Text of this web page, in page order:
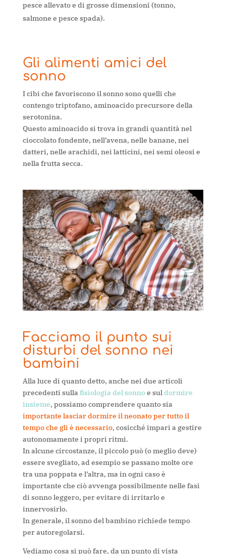
pesce allevato e di grosse dimensioni (tonno,
salmone e pesce spada).
Gli alimenti amici del
sonno
I cibi che favoriscono il sonno sono quelli che
contengo triptofano, aminoacido precursore della
serotonina.
Questo aminoacido si trova in grandi quantità nel
cioccolato fondente, nell’avena, nelle banane, nei
datteri, nelle arachidi, nei latticini, nei semi oleosi e
nella frutta secca.
Facciamo il punto sui
disturbi del sonno nei
bambini
Alla luce di quanto detto, anche nei due articoli
precedenti sulla fisiologia del sonnoe suldormire
insieme, possiamo comprendere quanto sia
importante lasciar dormire il neonato per tutto il
tempo che gli è necessario, cosicché impari a gestire
autonomamente i propri ritmi.
In alcune circostanze, il piccolo può (o meglio deve)
essere svegliato, ad esempio se passano molte ore
tra una poppata e l’altra, ma in ogni caso è
importante che ciò avvenga possibilmente nelle fasi
di sonno leggero, per evitare di irritarlo e
innervosirlo.
In generale, il sonno del bambino richiede tempo
per autoregolarsi.
Vediamo cosa si può fare, da un punto di vista